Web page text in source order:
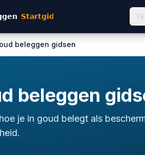
beleggen gidsen
beleggen
je in goud belegt als